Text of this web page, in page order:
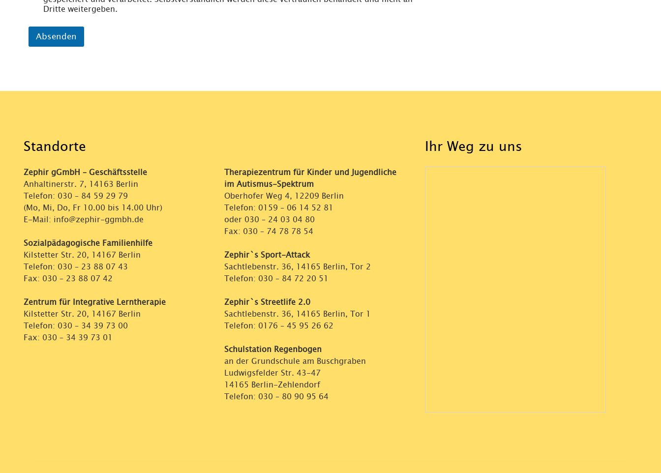
Dritte weitergeben.
Absenden
Standorte
Zephir gGmbH – Geschäftsstelle
Anhaltinerstr. 7, 14163 Berlin
Telefon: 030 – 84 59 29 79
(Mo, Mi, Do, Fr 10.00 bis 14.00 Uhr)
E-Mail: info@zephir-ggmbh.de
Sozialpädagogische Familienhilfe
Kilstetter Str. 20, 14167 Berlin
Telefon: 030 – 23 88 07 43
Fax: 030 – 23 88 07 42
Zentrum für Integrative Lerntherapie
Kilstetter Str. 20, 14167 Berlin
Telefon: 030 – 34 39 73 00
Fax: 030 – 34 39 73 01
Therapiezentrum für Kinder und Jugendliche
im Autismus-Spektrum
Oberhofer Weg 4, 12209 Berlin
Telefon: 0159 – 06 14 52 81
oder 030 – 24 03 04 80
Fax: 030 – 74 78 78 54
Zephir`s Sport-Attack
Sachtlebenstr. 36, 14165 Berlin, Tor 2
Telefon: 030 – 84 72 20 51
Zephir`s Streetlife 2.0
Sachtlebenstr. 36, 14165 Berlin, Tor 1
Telefon: 0176 – 45 95 26 62
Schulstation Regenbogen
an der Grundschule am Buschgraben
Ludwigsfelder Str. 43-47
14165 Berlin-Zehlendorf
Telefon: 030 – 80 90 95 64
Ihr Weg zu uns